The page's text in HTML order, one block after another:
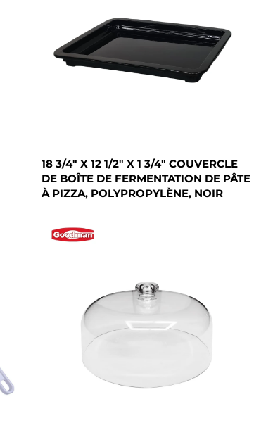
18 3/4" X 12 1/2" X 1 3/4" COUVERCLE
DE BOÎTE DE FERMENTATION DE PÂTE
À PIZZA, POLYPROPYLÈNE, NOIR